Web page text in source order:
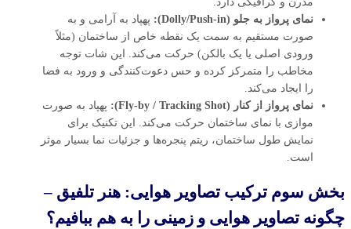
نمای پرواز به جلو (Dolly/Push-in):
پهپاد به آرامی و به
صورت مستقیم به سمت یک نقطه خاص از ساختمان (مثلاً
ورودی اصلی یا یک بالکن) حرکت می‌کند. این شات توجه
مخاطب را متمرکز کرده و حس دعوت‌کنندگی و ورود به فضا
را ایجاد می‌کند.
نمای پرواز از کنار (Fly-by / Tracking Shot):
پهپاد به صورت
موازی با نمای ساختمان حرکت می‌کند. این تکنیک برای
نمایش طول ساختمان، ریتم پنجره‌ها و جزئیات نما بسیار موثر
است.
بخش سوم ترکیب تصاویر هوایی: هنر تلفیق –
چگونه تصاویر هوایی و زمینی را به هم ببافیم؟